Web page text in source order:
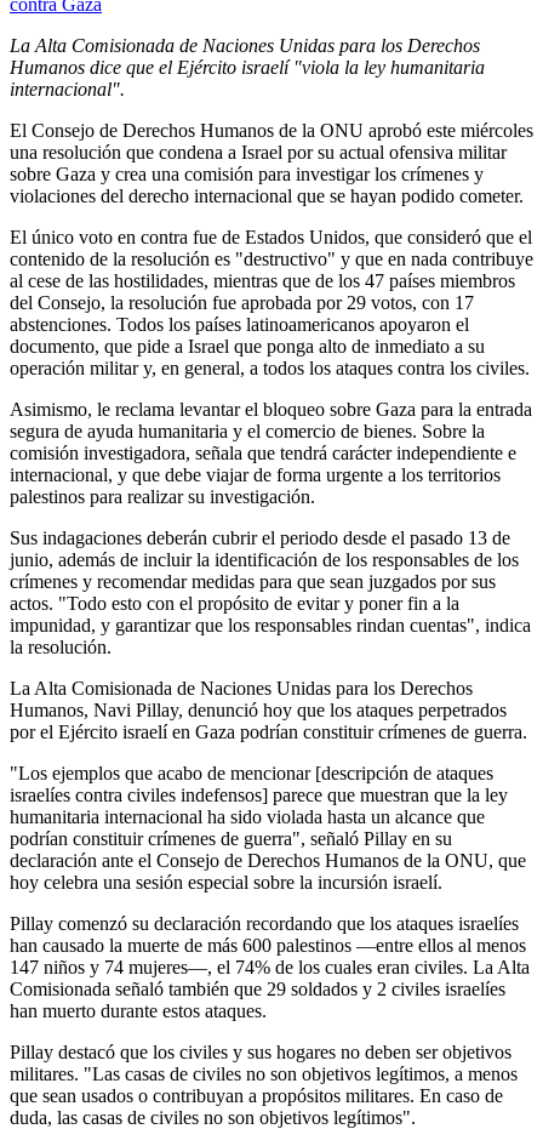
La Alta Comisionada de Naciones Unidas para los Derechos
Humanos dice que el Ejército israelí "viola la ley humanitaria
internacional".
El Consejo de Derechos Humanos de la ONU aprobó este miércoles
una resolución que condena a Israel por su actual ofensiva militar
sobre Gaza y crea una comisión para investigar los crímenes y
violaciones del derecho internacional que se hayan podido cometer.
El único voto en contra fue de Estados Unidos, que consideró que el
contenido de la resolución es "destructivo" y que en nada contribuye
al cese de las hostilidades, mientras que de los 47 países miembros
del Consejo, la resolución fue aprobada por 29 votos, con 17
abstenciones. Todos los países latinoamericanos apoyaron el
documento, que pide a Israel que ponga alto de inmediato a su
operación militar y, en general, a todos los ataques contra los civiles.
Asimismo, le reclama levantar el bloqueo sobre Gaza para la entrada
segura de ayuda humanitaria y el comercio de bienes. Sobre la
comisión investigadora, señala que tendrá carácter independiente e
internacional, y que debe viajar de forma urgente a los territorios
palestinos para realizar su investigación.
Sus indagaciones deberán cubrir el periodo desde el pasado 13 de
junio, además de incluir la identificación de los responsables de los
crímenes y recomendar medidas para que sean juzgados por sus
actos. "Todo esto con el propósito de evitar y poner fin a la
impunidad, y garantizar que los responsables rindan cuentas", indica
la resolución.
La Alta Comisionada de Naciones Unidas para los Derechos
Humanos, Navi Pillay, denunció hoy que los ataques perpetrados
por el Ejército israelí en Gaza podrían constituir crímenes de guerra.
"Los ejemplos que acabo de mencionar [descripción de ataques
israelíes contra civiles indefensos] parece que muestran que la ley
humanitaria internacional ha sido violada hasta un alcance que
podrían constituir crímenes de guerra", señaló Pillay en su
declaración ante el Consejo de Derechos Humanos de la ONU, que
hoy celebra una sesión especial sobre la incursión israelí.
Pillay comenzó su declaración recordando que los ataques israelíes
han causado la muerte de más 600 palestinos —entre ellos al menos
147 niños y 74 mujeres—, el 74% de los cuales eran civiles. La Alta
Comisionada señaló también que 29 soldados y 2 civiles israelíes
han muerto durante estos ataques.
Pillay destacó que los civiles y sus hogares no deben ser objetivos
militares. "Las casas de civiles no son objetivos legítimos, a menos
que sean usados o contribuyan a propósitos militares. En caso de
duda, las casas de civiles no son objetivos legítimos".